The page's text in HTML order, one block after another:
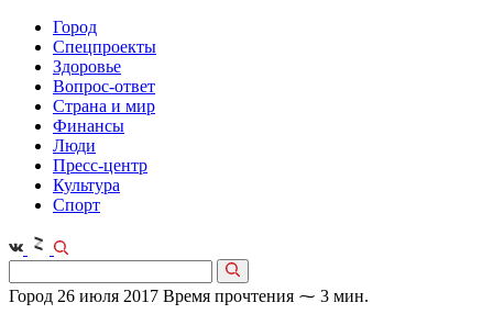
Город
Спецпроекты
Здоровье
Вопрос-ответ
Страна и мир
Финансы
Люди
Пресс-центр
Культура
Спорт
Город 26 июля 2017 Время прочтения ⁓ 3 мин.